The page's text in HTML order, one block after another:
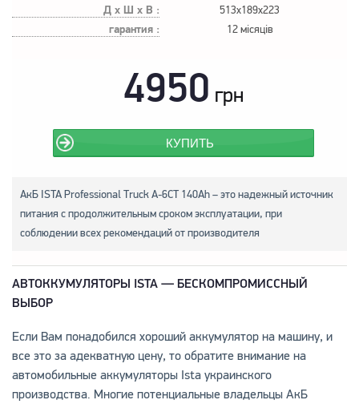
Д х Ш х В : 513x189x223
гарантия : 12 місяців
4950 грн
КУПИТЬ
АкБ ISTA Professional Truck A-6СТ 140Аh – это надежный источник
питания с продолжительным сроком эксплуатации, при
соблюдении всех рекомендаций от производителя
АВТОККУМУЛЯТОРЫ ISTA — БЕСКОМПРОМИССНЫЙ
ВЫБОР
Если Вам понадобился хороший аккумулятор на машину, и
все это за адекватную цену, то обратите внимание на
автомобильные аккумуляторы Ista украинского
производства. Многие потенциальные владельцы АкБ